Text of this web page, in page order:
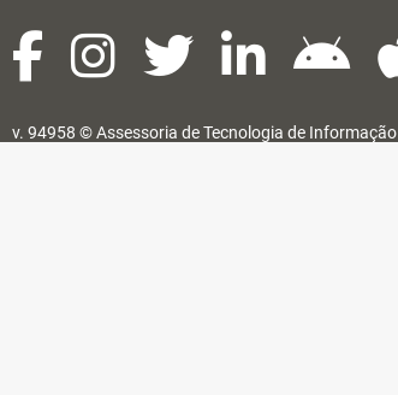
v. 94958 ©Assessoria de Tecnologia de Informação